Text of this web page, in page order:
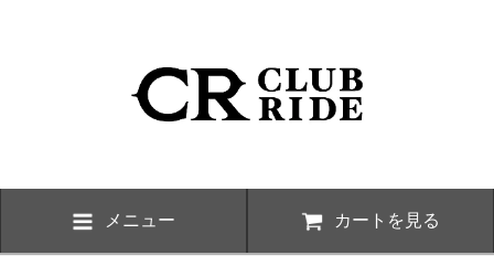
メニュー カートを見る